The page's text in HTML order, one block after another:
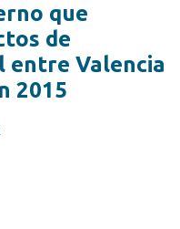
que
de
Valencia
2015